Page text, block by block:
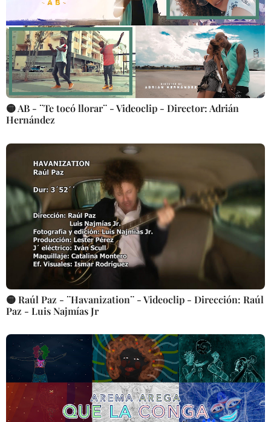
🟡 AB - ¨Te tocó llorar¨ - Videoclip - Director: Adrián
Hernández
🟡 Raúl Paz - ¨Havanization¨ - Videoclip - Dirección: Raúl
Paz - Luis Najmías Jr